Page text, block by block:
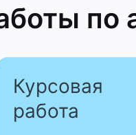
по
Курсовая
работа